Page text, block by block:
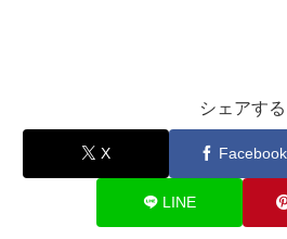
シェアする
X Facebook
LINE